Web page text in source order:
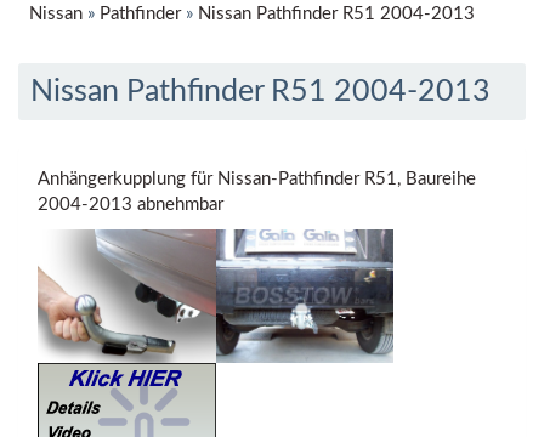
Nissan » Pathfinder» Nissan Pathfinder R51 2004-2013
Nissan Pathfinder R51 2004-2013
Anhängerkupplung für Nissan-Pathfinder R51, Baureihe
2004-2013 abnehmbar